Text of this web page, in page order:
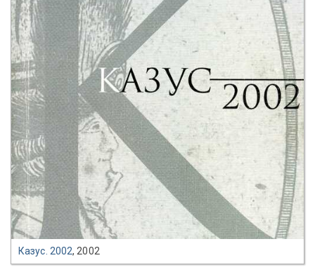
Казус. 2002, 2002